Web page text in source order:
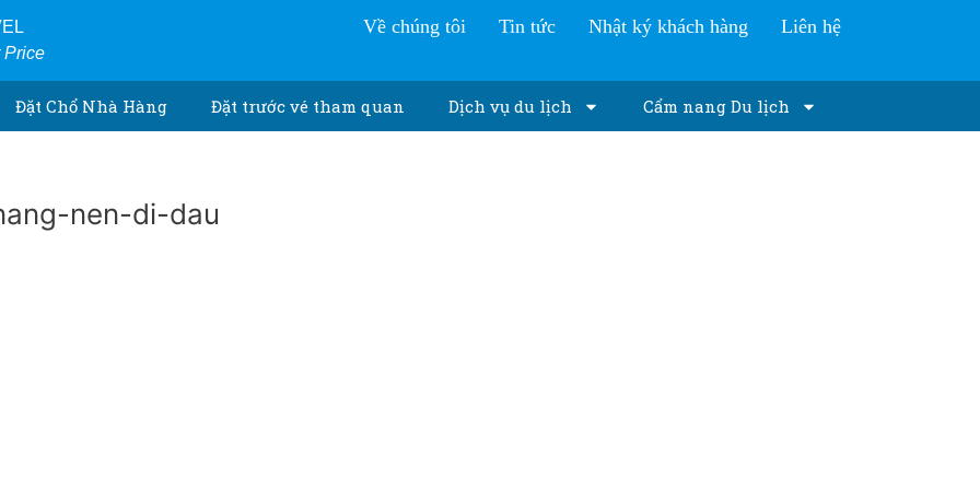
Price
Về chúng tôi Tin tức Nhật ký khách hàng Liên hệ
Đặt Chổ Nhà Hàng Đặt trước vé tham quan Dịch vụ du lịch Cẩm nang Du lịch
nen-di-dau